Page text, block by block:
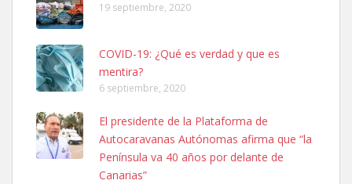
SHIBA PERDIDO AVDA JOSE MESA Y LOPEZ
PERRO MACHO RAZA SHIBA CON MICROCHIP PERDIDO HOY
06/07/2025 ZONA MESA Y LOPEZ. ES MUY ASUSTADIZO
Leales.org » Gran Canaria
6.7.2025
19 septiembre, 2020
COVID-19: ¿Qué es verdad y que es
mentira?
6 septiembre, 2020
El presidente de la Plataforma de
Autocaravanas Autónomas afirma que “la
Península va 40 años por delante de
Canarias”